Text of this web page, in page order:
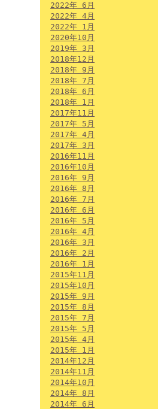
2022年 6月
2022年 4月
2022年 1月
2020年10月
2019年 3月
2018年12月
2018年 9月
2018年 7月
2018年 6月
2018年 1月
2017年11月
2017年 5月
2017年 4月
2017年 3月
2016年11月
2016年10月
2016年 9月
2016年 8月
2016年 7月
2016年 6月
2016年 5月
2016年 4月
2016年 3月
2016年 2月
2016年 1月
2015年11月
2015年10月
2015年 9月
2015年 8月
2015年 7月
2015年 5月
2015年 4月
2015年 1月
2014年12月
2014年11月
2014年10月
2014年 8月
2014年 6月